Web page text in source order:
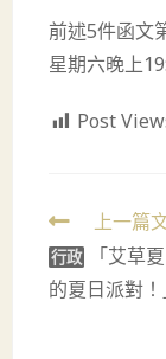
前述5件函文
星期六晚上
Post
Read
more
articles
上一篇
行政
「艾草
的夏日派對